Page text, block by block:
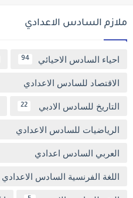
ملازم السادس الاعدادي
احياء السادس الاحيائي 94
الاقتصاد للسادس الاعدادي
التاريخ للسادس الادبي 22
الرياضيات للسادس الاعدادي
العربي السادس اعدادي
اللغة الفرنسية السادس الاعدادي